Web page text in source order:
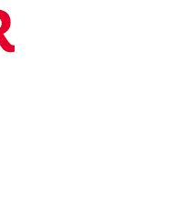
OFERTE DE NERATAT